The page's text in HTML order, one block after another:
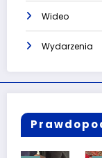
Wideo
Wydarzenia